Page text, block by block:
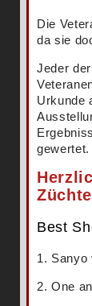
Die
da sie
Jeder
Urkunde
gewertet.
Best
1. Sanyo
2. One